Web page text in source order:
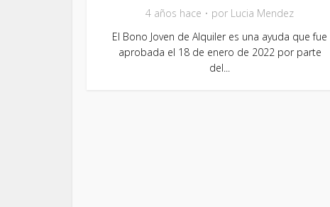
4 años hace por Lucia Mendez
El Bono Joven de Alquiler es una ayuda que fue
aprobada el 18 de enero de 2022 por parte
del...